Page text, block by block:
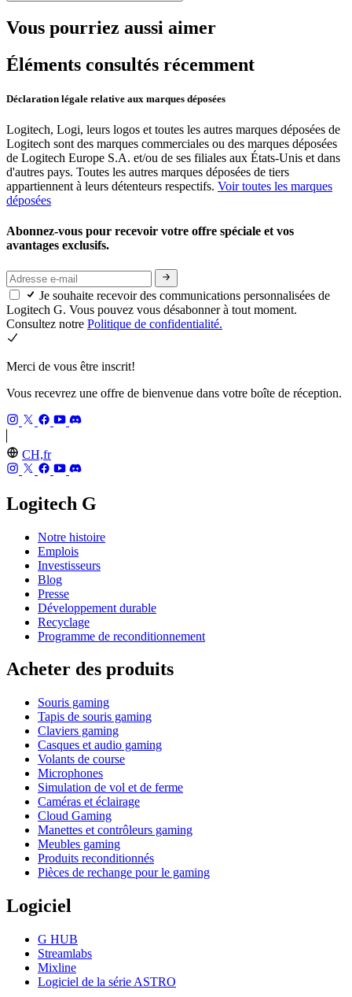
Vous pourriez aussi aimer
Éléments consultés récemment
Déclaration légale relative aux marques déposées
Logitech, Logi, leurs logos et toutes les autres marques déposées de
Logitech sont des marques commerciales ou des marques déposées
de Logitech Europe S.A. et/ou de ses filiales aux États-Unis et dans
d'autres pays. Toutes les autres marques déposées de tiers
appartiennent à leurs détenteurs respectifs. Voir toutes les marques
déposées
Abonnez-vous pour recevoir votre offre spéciale et vos
avantages exclusifs.
Je souhaite recevoir des communications personnalisées de
Logitech G. Vous pouvez vous désabonner à tout moment.
Consultez notre Politique de confidentialité.
Merci de vous être inscrit!
Vous recevrez une offre de bienvenue dans votre boîte de réception.
CH,fr
Logitech G
Notre histoire
Emplois
Investisseurs
Blog
Presse
Développement durable
Recyclage
Programme de reconditionnement
Acheter des produits
Souris gaming
Tapis de souris gaming
Claviers gaming
Casques et audio gaming
Volants de course
Microphones
Simulation de vol et de ferme
Caméras et éclairage
Cloud Gaming
Manettes et contrôleurs gaming
Meubles gaming
Produits reconditionnés
Pièces de rechange pour le gaming
Logiciel
G HUB
Streamlabs
Mixline
Logiciel de la série ASTRO